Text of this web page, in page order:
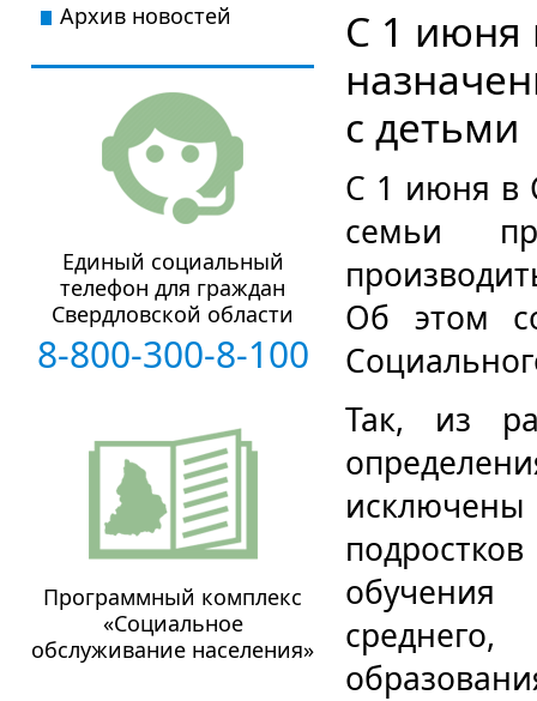
С 1 июня
с детьми
С 1 июня в
семьи
Об этом
Так, из
обучения
Архив новостей
Единый социальный
телефон для граждан
Свердловской области
8-800-300-8-100
Программный комплекс
«Социальное
обслуживание населения»